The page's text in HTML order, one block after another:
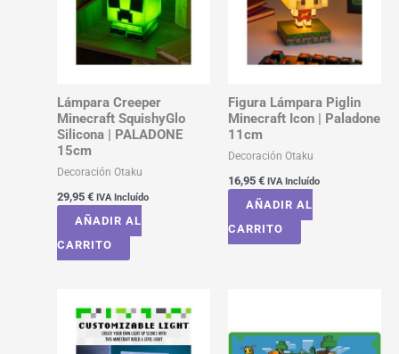
Lámpara Creeper
Minecraft SquishyGlo
Silicona | PALADONE
15cm
Decoración Otaku
29,95 € IVA Incluído
AÑADIR AL
CARRITO
Figura Lámpara Piglin
Minecraft Icon | Paladone
11cm
Decoración Otaku
16,95 € IVA Incluído
AÑADIR AL
CARRITO